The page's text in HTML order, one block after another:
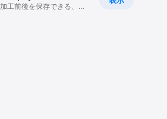
加工前後を保存できる、大